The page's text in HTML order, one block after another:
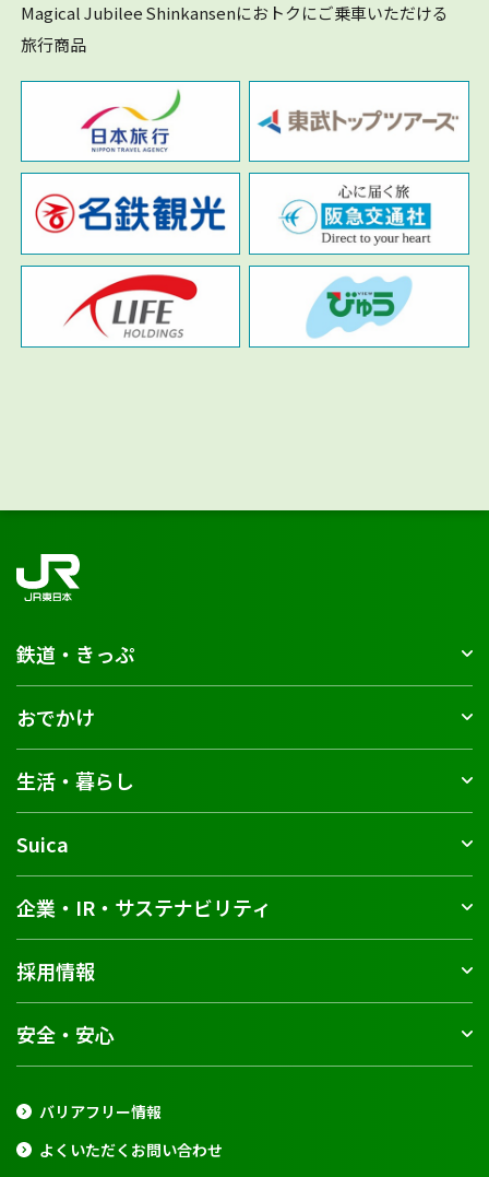
Magical Jubilee Shinkansenにおトクにご乗車いただける
旅行商品
鉄道・きっぷ
おでかけ
生活・暮らし
Suica
企業・IR・サステナビリティ
採用情報
安全・安心
バリアフリー情報
よくいただくお問い合わせ